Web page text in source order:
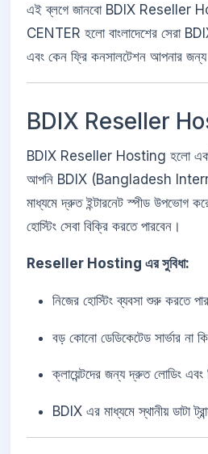
এই ব্লগে জানবো BDIX Reseller
CENTER হলো বাংলাদেশের সেরা
এবং কেন ফ্রি কনসালটেশন আপনার
BDIX Reseller
BDIX Reseller Hosting হলো একটি
আপনি BDIX (Bangladesh
মাধ্যমে দ্রুত ইন্টারনেট স্পীড উপভোগ
হোস্টিং সেবা বিক্রি করতে পারবেন।
Reseller Hosting এর সুবিধা:
নিজের হোস্টিং ব্যবসা শুরু করতে
বড় কোনো ডেডিকেটেড সার্ভার না
ক্লায়েন্টদের জন্য দ্রুত লোডিং এবং
BDIX এর মাধ্যমে স্থানীয় ডাটা